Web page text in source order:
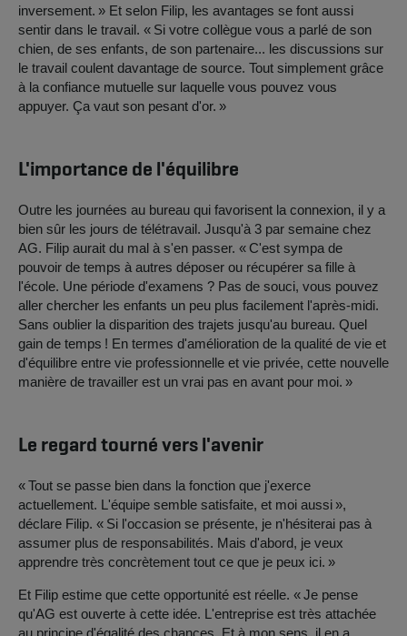
inversement. » Et selon Filip, les avantages se font aussi
sentir dans le travail. « Si votre collègue vous a parlé de son
chien, de ses enfants, de son partenaire... les discussions sur
le travail coulent davantage de source. Tout simplement grâce
à la confiance mutuelle sur laquelle vous pouvez vous
appuyer. Ça vaut son pesant d'or. »
L'importance de l'équilibre
Outre les journées au bureau qui favorisent la connexion, il y a
bien sûr les jours de télétravail. Jusqu'à 3 par semaine chez
AG. Filip aurait du mal à s'en passer. « C'est sympa de
pouvoir de temps à autres déposer ou récupérer sa fille à
l'école. Une période d'examens ? Pas de souci, vous pouvez
aller chercher les enfants un peu plus facilement l'après-midi.
Sans oublier la disparition des trajets jusqu'au bureau. Quel
gain de temps ! En termes d'amélioration de la qualité de vie et
d'équilibre entre vie professionnelle et vie privée, cette nouvelle
manière de travailler est un vrai pas en avant pour moi. »
Le regard tourné vers l'avenir
« Tout se passe bien dans la fonction que j'exerce
actuellement. L'équipe semble satisfaite, et moi aussi »,
déclare Filip. « Si l'occasion se présente, je n'hésiterai pas à
assumer plus de responsabilités. Mais d'abord, je veux
apprendre très concrètement tout ce que je peux ici. »
Et Filip estime que cette opportunité est réelle. « Je pense
qu'AG est ouverte à cette idée. L'entreprise est très attachée
au principe d'égalité des chances. Et à mon sens, il en a